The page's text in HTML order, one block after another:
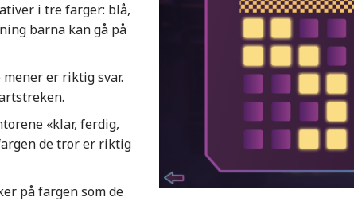
i tre farger: blå,
barna kan gå på
er riktig svar.
«klar, ferdig,
de tror er riktig
på fargen som de